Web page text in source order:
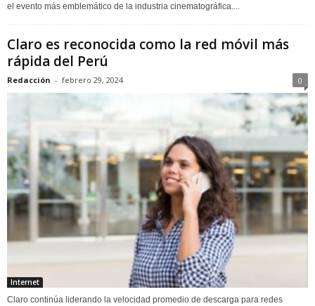
el evento más emblemático de la industria cinematográfica....
Claro es reconocida como la red móvil más
rápida del Perú
Redacción - febrero 29, 2024 0
Internet
Claro continúa liderando la velocidad promedio de descarga para redes